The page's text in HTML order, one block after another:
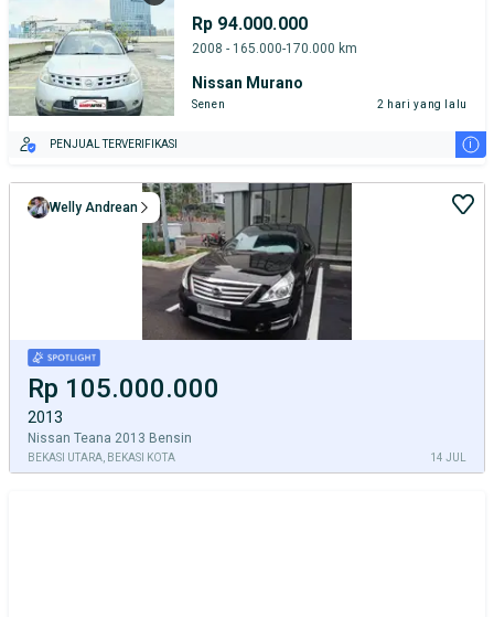
Rp 94.000.000
2008 - 165.000-170.000 km
Nissan Murano
Senen 2 hari yang lalu
PENJUAL TERVERIFIKASI i
Rp 105.000.000
2013
Nissan Teana 2013 Bensin
BEKASI UTARA, BEKASI KOTA 14 JUL
Welly Andrean